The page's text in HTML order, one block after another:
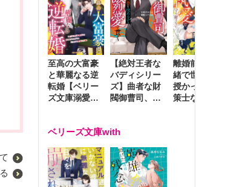
至高の大富豪
と華麗なる逆
転婚【ベリー
ズ文庫溺愛ア
【絶対王者な
バディシリー
ズ】曲者な財
閥御曹司、笑
激烈愛で貫く
離婚前夜に内
緒で世継ぎを
授かったら～
策士な御曹司
ベリーズ文庫with